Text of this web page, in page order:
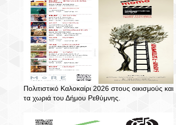
Πολιτιστικό Καλοκαίρι 2026 στους οικισμούς και
τα χωριά του Δήμου Ρεθύμνης.